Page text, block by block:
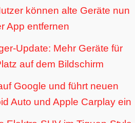
können alte Geräte nun
App entfernen
Update: Mehr Geräte für
auf dem Bildschirm
Google und führt neuen
Auto und Apple Carplay ein